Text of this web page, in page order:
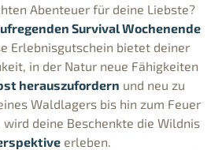
Abenteuer für deine Liebste?
Survival Wochenende
Erlebnisgutschein bietet deiner
in der Natur neue Fähigkeiten
herauszufordern und neu zu
Waldlagers bis hin zum Feuer
deine Beschenkte die Wildnis
erleben.